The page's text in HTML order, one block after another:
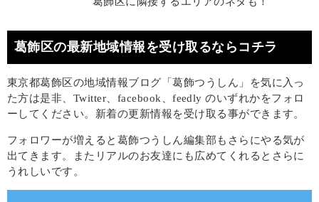
葛飾区の最新地域情報を受け取るならコチラ
東京都葛飾区の地域情報ブログ「葛飾つうしん」を気に入っ
た方は是非、Twitter、facebook、feedly のいずれかをフォロ
ーしてください。新着の更新情報を受け取る事ができます。
フォロワーが増えると葛飾つうしん編集部もさらにやる気が
出てきます。またリアルのお友達にも広めてくれるとさらに
うれしいです。